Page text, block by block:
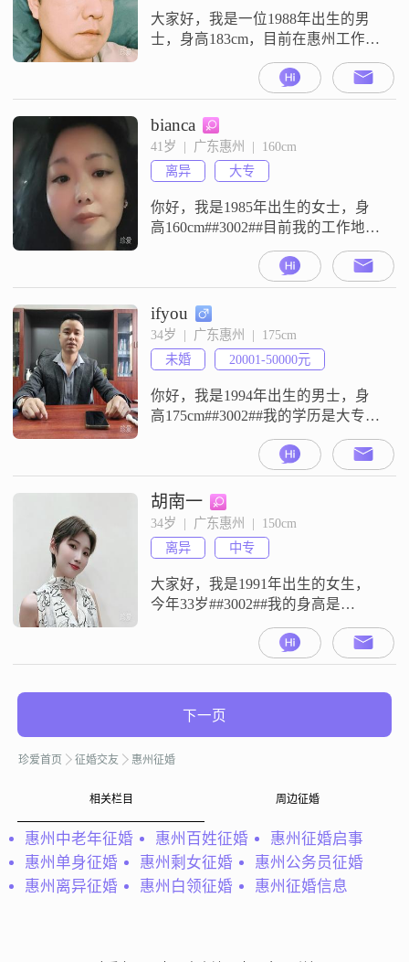
我对待人际关系非常信任包容，喜
欢用
大家好，我是一位1988年出生的男
士，身高183cm，目前在惠州工作。
我的月收入在5001到8000元之间，
学历是高中及以下。我性格幽默风
趣，成熟稳重，喜欢活在当下，对
待生活乐观积极。我热爱烹饪，尤
其喜欢做菜，觉得这是一种很好的
放松方式。我也是脱口秀的忠实观
众，喜欢看别人用幽默的方式讲述
生活中的点滴。我认为人与人之间
的
bianca
41岁  |  广东惠州  |  160cm
离异
大专
你好，我是1985年出生的女士，身
高160cm##3002##目前我的工作地在
惠州，学历是大专，月收入在20001
元到50000元之间##3002##我是一个
独立自信的人，平时性格乐观积极
##3002##同时我也比较细腻敏感，
是一个富有同理心的人##3002##我
热爱生活，在工作上追求事业成
就，同时也非常注重健康管理#
ifyou
34岁  |  广东惠州  |  175cm
未婚
20001-50000元
你好，我是1994年出生的男士，身
高175cm##3002##我的学历是大专，
现在在惠州工作，月收入在20001元
到50000元之间##3002##我的性格特
征比较直接，平时是一个稳重可靠
的人，做事情理性冷静，遇到事情
习惯先分析再行动##3002##在与人
相处时，我为人直率坦诚，有什么
想法都会直接说出来，不喜欢绕弯
子#
胡南一
34岁  |  广东惠州  |  150cm
离异
中专
大家好，我是1991年出生的女生，
今年33岁##3002##我的身高是
150cm##3002##我目前的工作地点在
惠州，月收入在3001到5000元这个
区间##3002##我的学历是中专
##3002##我性格随和，跟身边的人
下一页
珍爱首页 征婚交友 惠州征婚
相关栏目 周边征婚
惠州中老年征婚 惠州百姓征婚
惠州征婚启事
惠州单身征婚
惠州剩女征婚
惠州公务员征婚
惠州离异征婚
惠州白领征婚 惠州征婚信息